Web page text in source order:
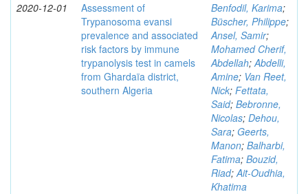
2020-12-01
Assessment of
Trypanosoma evansi
prevalence and associated
risk factors by immune
trypanolysis test in camels
from Ghardaïa district,
southern Algeria
Benfodil, Karima;
Büscher, Philippe;
Ansel, Samir;
Mohamed Cherif,
Abdellah;Abdelli,
Amine; Van Reet,
Nick; Fettata,
Said; Bebronne,
Nicolas; Dehou,
Sara; Geerts,
Manon; Balharbi,
Fatima; Bouzid,
Riad;Ait-Oudhia,
Khatima